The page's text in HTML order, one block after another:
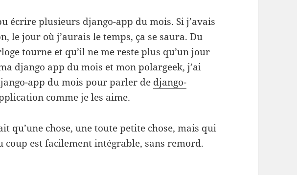
écrire plusieurs django-app du mois. Si j’avais
le jour où j’aurais le temps, ça se saura. Du
tourne et qu’il ne me reste plus qu’un jour
django app du mois et mon polargeek, j’ai
app du mois pour parler de django-
comme je les aime.
qu’une chose, une toute petite chose, mais qui
coup est facilement intégrable, sans remord.